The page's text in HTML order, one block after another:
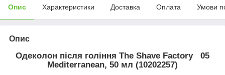
Опис Характеристики Доставка Оплата Умови
Опис
Одеколон після гоління The Shave Factory 05
Mediterranean, 50 мл (10202257)